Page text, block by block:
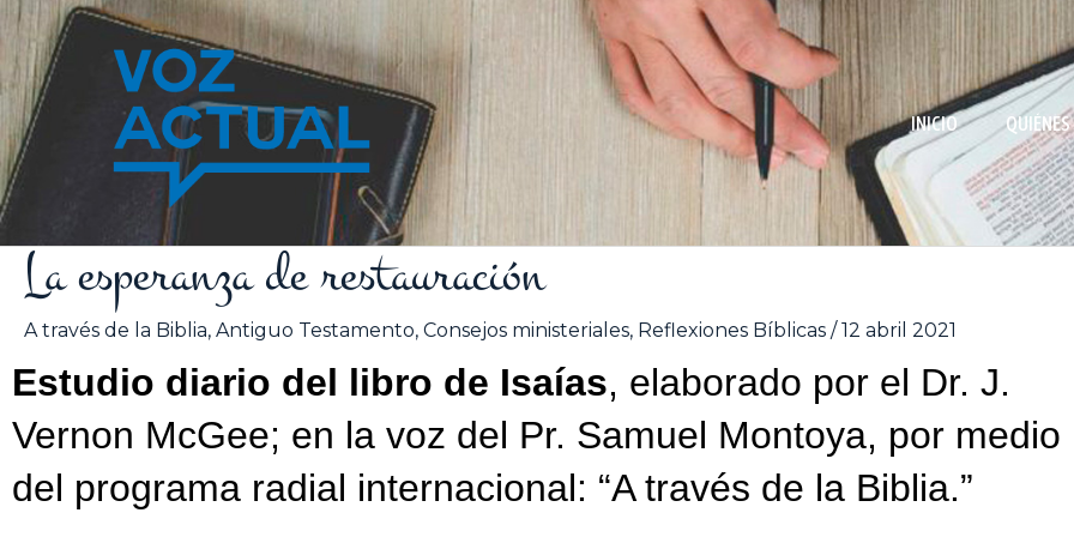
contenido
INICIO
La esperanza de restauración
A través de la Biblia, Antiguo Testamento, Consejos ministeriales, Reflexiones Bíblicas /12 abril 2021
Estudio diario del libro de Isaías, elaborado por el Dr. J.
Vernon McGee; en la voz del Pr. Samuel Montoya, por medio
del programa radial internacional: “A través de la Biblia.”